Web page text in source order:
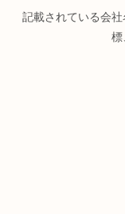
記載されている会
標